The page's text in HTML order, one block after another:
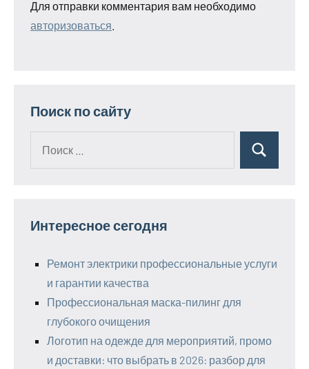
Для отправки комментария вам необходимо
авторизоваться
Поиск по сайту
Поиск
Интересное сегодня
Ремонт электрики профессиональные услуги
и гарантии качества
Профессиональная маска-пилинг для
глубокого очищения
Логотип на одежде для мероприятий, промо
и доставки: что выбрать в 2026: разбор для